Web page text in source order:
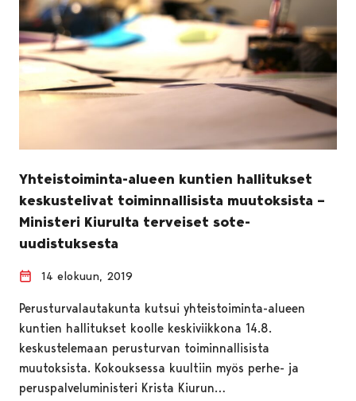
Yhteistoiminta-alueen kuntien hallitukset
keskustelivat toiminnallisista muutoksista –
Ministeri Kiurulta terveiset sote-
uudistuksesta
14 elokuun, 2019
Perusturvalautakunta kutsui yhteistoiminta-alueen
kuntien hallitukset koolle keskiviikkona 14.8.
keskustelemaan perusturvan toiminnallisista
muutoksista. Kokouksessa kuultiin myös perhe- ja
peruspalveluministeri Krista Kiurun…